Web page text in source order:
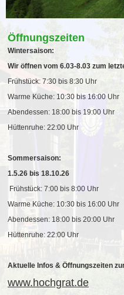
Öffnungszeiten
Wintersaison:
Wir öffnen vom 6.03-8.03 zum
Frühstück: 7:30 bis 8:30 Uhr
Warme Küche: 10:30 bis 16:00 Uhr
Abendessen: 18:00 bis 19:00 Uhr
Hüttenruhe: 22:00 Uhr
Sommersaison:
1.5.26 bis 18.10.26
Frühstück: 7:00 bis 8:00 Uhr
Warme Küche: 10:30 bis 16:00 Uhr
Abendessen: 18:00 bis 20:00 Uhr
Hüttenruhe: 22:00 Uhr
Aktuelle Infos & Öffnungszeiten
www.hochgrat.de